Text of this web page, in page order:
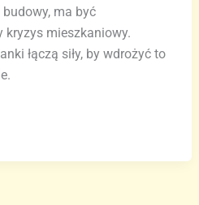
ma być
kryzys mieszkaniowy.
łączą siły, by wdrożyć to